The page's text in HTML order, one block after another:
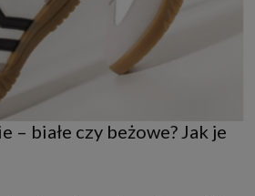
– białe czy beżowe? Jak je